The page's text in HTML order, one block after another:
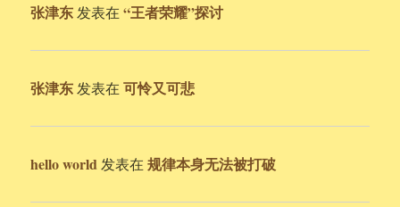
张津东 发表在“王者荣耀”探讨
张津东 发表在可怜又可悲
hello world 发表在规律本身无法被打破